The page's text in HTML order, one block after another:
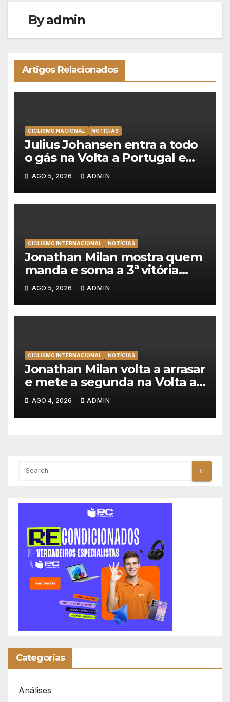
Byadmin
Artigos Relacionados
CICLISMO NACIONAL NOTÍCIAS
Julius Johansen entra a todo
o gás na Volta a Portugal e
lidera dobradinha da UAE
Team Emirates em Lisboa
AGO 5, 2026 ADMIN
CICLISMO INTERNACIONAL NOTÍCIAS
Jonathan Milan mostra quem
manda e soma a 3ª vitória
consecutiva na Volta a
Polónia
AGO 5, 2026 ADMIN
CICLISMO INTERNACIONAL NOTÍCIAS
Jonathan Milan volta a arrasar
e mete a segunda na Volta a
Polónia 2026
AGO 4, 2026 ADMIN
Categorias
Análises